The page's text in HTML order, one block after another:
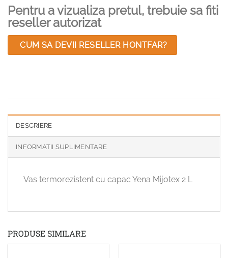
Pentru a vizualiza pretul, trebuie sa fiti
reseller autorizat
CUM SA DEVII RESELLER HONTFAR?
DESCRIERE
INFORMATII SUPLIMENTARE
Vas termorezistent cu capac Yena Mijotex 2 L
PRODUSE SIMILARE